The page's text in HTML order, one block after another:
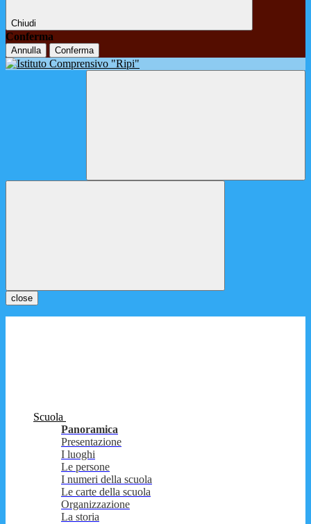
Chiudi
Conferma
Annulla Conferma
close
Scuola
Panoramica
Presentazione
I luoghi
Le persone
I numeri della scuola
Le carte della scuola
Organizzazione
La storia